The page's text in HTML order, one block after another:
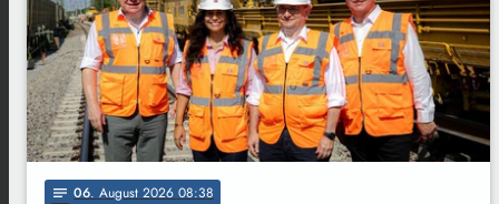
notes 06. August 2026 08:38